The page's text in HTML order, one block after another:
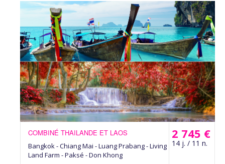
2 745 €
14 j. / 11 n.
COMBINÉ THAILANDE ET LAOS
Bangkok - Chiang Mai - Luang Prabang - Living
Land Farm - Paksé - Don Khong